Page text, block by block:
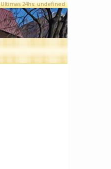
Ultimas 24hs: undefined